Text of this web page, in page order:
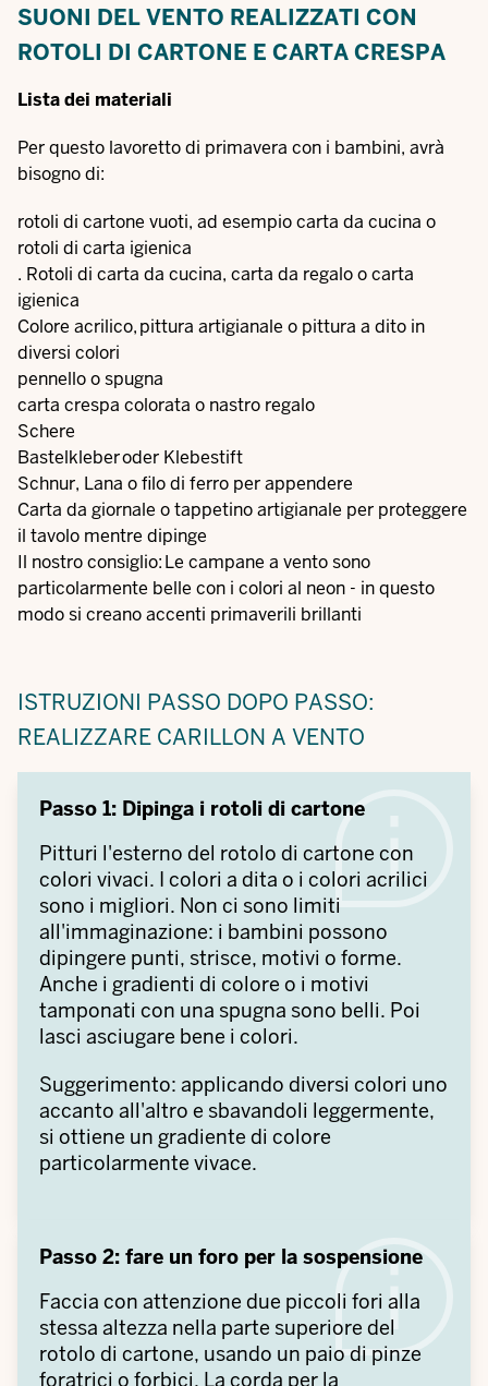
SUONI DEL VENTO REALIZZATI CON
ROTOLI DI CARTONE E CARTA CRESPA
Lista dei materiali
Per questo lavoretto di primavera con i bambini, avrà
bisogno di:
rotoli di cartone vuoti, ad esempio carta da cucina o
rotoli di carta igienica
. Rotoli di carta da cucina, carta da regalo o carta
igienica
Colore acrilico, pittura artigianale o pittura a dito in
diversi colori
pennello o spugna
carta crespa colorata o nastro regalo
Schere
Bastelkleber oder Klebestift
Schnur, Lana o filo di ferro per appendere
Carta da giornale o tappetino artigianale per proteggere
il tavolo mentre dipinge
Il nostro consiglio: Le campane a vento sono
particolarmente belle con i colori al neon - in questo
modo si creano accenti primaverili brillanti
ISTRUZIONI PASSO DOPO PASSO:
REALIZZARE CARILLON A VENTO
Passo 1: Dipinga i rotoli di cartone
Pitturi l'esterno del rotolo di cartone con
colori vivaci. I colori a dita o i colori acrilici
sono i migliori. Non ci sono limiti
all'immaginazione: i bambini possono
dipingere punti, strisce, motivi o forme.
Anche i gradienti di colore o i motivi
tamponati con una spugna sono belli. Poi
lasci asciugare bene i colori.
Suggerimento: applicando diversi colori uno
accanto all'altro e sbavandoli leggermente,
si ottiene un gradiente di colore
particolarmente vivace.
Passo 2: fare un foro per la sospensione
Faccia con attenzione due piccoli fori alla
stessa altezza nella parte superiore del
rotolo di cartone, usando un paio di pinze
foratrici o forbici. La corda per la